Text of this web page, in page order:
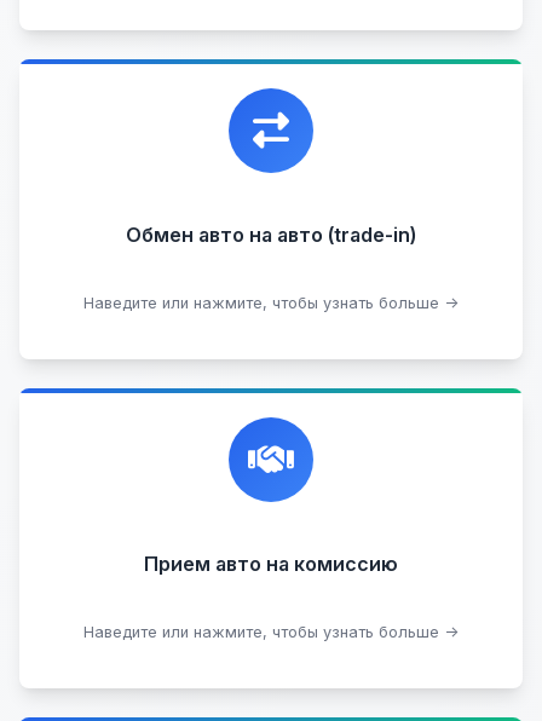
Обмен авто на авто (trade-in)
Наведите или нажмите, чтобы узнать больше →
Уникальная возможность обменять ваш
автомобиль с доплатой, подобрав вам
подходящий вариант.
Подобрать авто
Прием авто на комиссию
Наведите или нажмите, чтобы узнать больше →
Честная и профессиональная экспертиза, реклама,
переговоры с клиентами, подготовка документов,
сопровождение сделки.
Прием битых авто
Оставить на комиссии